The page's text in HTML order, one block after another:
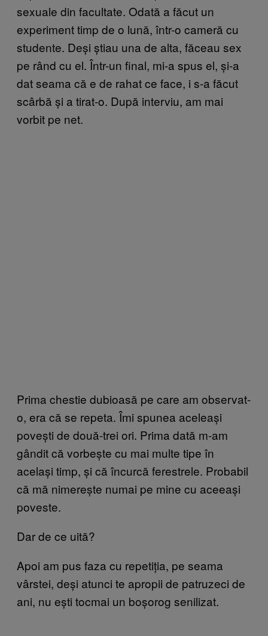
sexuale din facultate. Odată a făcut un
experiment timp de o lună, într-o cameră cu
studente. Deși știau una de alta, făceau sex
pe rând cu el. Într-un final, mi-a spus el, și-a
dat seama că e de rahat ce face, i s-a făcut
scârbă și a tirat-o. După interviu, am mai
vorbit pe net.
Prima chestie dubioasă pe care am observat-
o, era că se repeta. Îmi spunea aceleași
povești de două-trei ori. Prima dată m-am
gândit că vorbește cu mai multe tipe în
același timp, și că încurcă ferestrele. Probabil
că mă nimerește numai pe mine cu aceeași
poveste.
Dar de ce uită?
Apoi am pus faza cu repetiția, pe seama
vârstei, deși atunci te apropii de patruzeci de
ani, nu ești tocmai un boșorog senilizat.